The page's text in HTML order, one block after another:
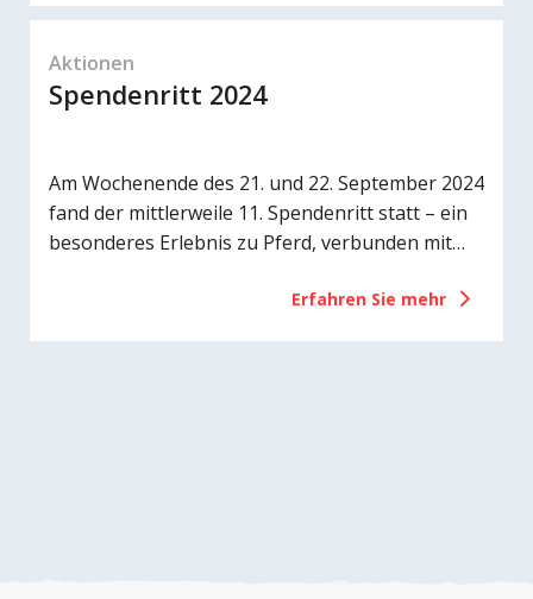
Bewegung für Menschen mit Cystischer Fibrose
ist und andere Betroffene zum Sport zu
motivieren.
Aktionen
Spendenritt 2024
Am Wochenende des 21. und 22. September 2024
fand der mittlerweile 11. Spendenritt statt – ein
besonderes Erlebnis zu Pferd, verbunden mit
Erfahren Sie mehr